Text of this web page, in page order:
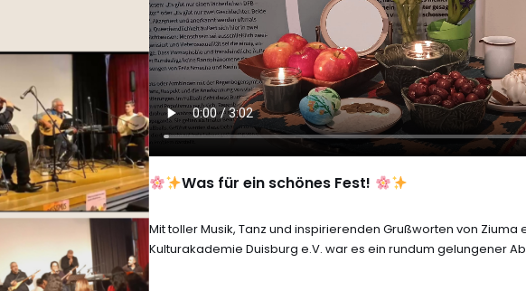
Was für ein schönes Fest!
Mit toller Musik, Tanz und inspirierenden Grußworten von Ziuma
Kulturakademie Duisburg e.V. war es ein rundum gelungener